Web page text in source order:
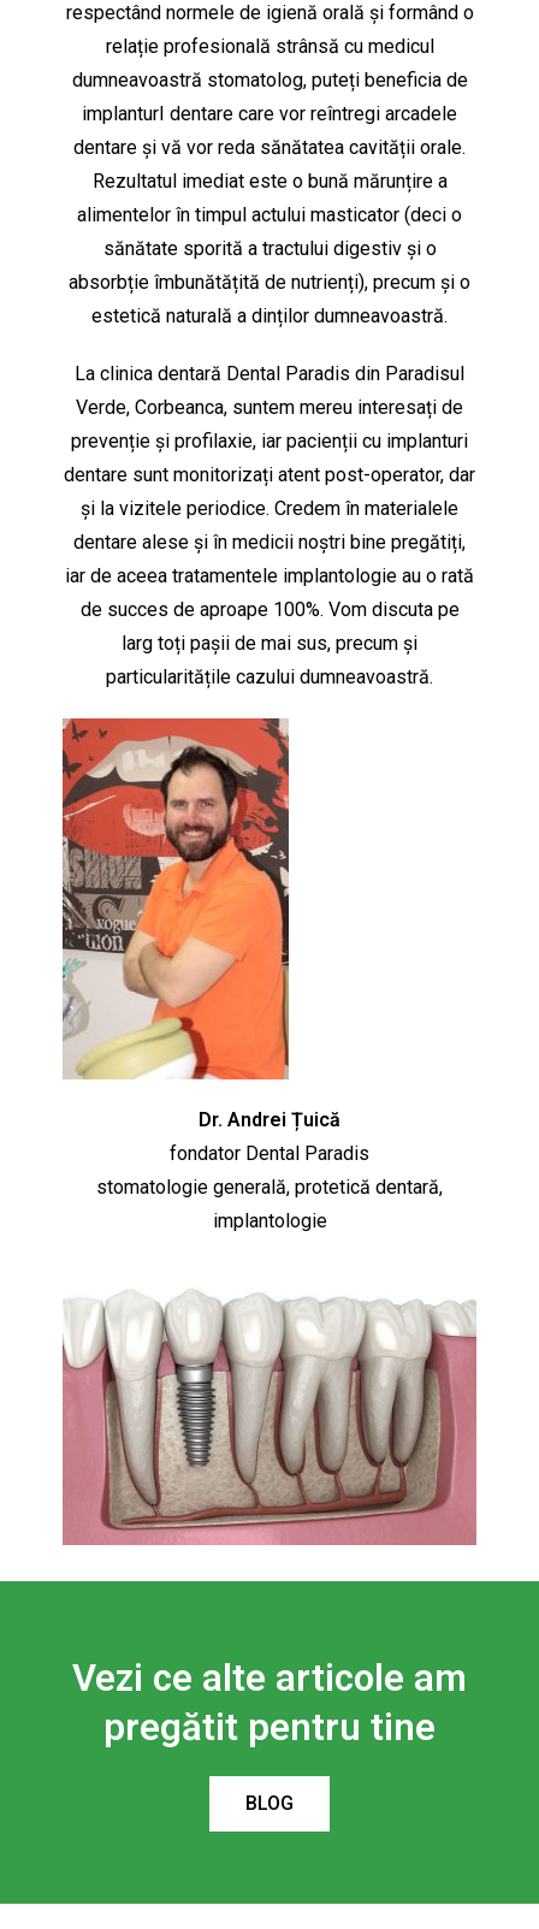
respectând normele de igienă orală și formând o
relație profesională strânsă cu medicul
dumneavoastră stomatolog, puteți beneficia de
implanturI dentare care vor reîntregi arcadele
dentare și vă vor reda sănătatea cavității orale.
Rezultatul imediat este o bună mărunțire a
alimentelor în timpul actului masticator (deci o
sănătate sporită a tractului digestiv și o
absorbție îmbunătățită de nutrienți), precum și o
estetică naturală a dinților dumneavoastră.
La clinica dentară Dental Paradis din Paradisul
Verde, Corbeanca, suntem mereu interesați de
prevenție și profilaxie, iar pacienții cu implanturi
dentare sunt monitorizați atent post-operator, dar
și la vizitele periodice. Credem în materialele
dentare alese și în medicii noștri bine pregătiți,
iar de aceea tratamentele implantologie au o rată
de succes de aproape 100%. Vom discuta pe
larg toți pașii de mai sus, precum și
particularitățile cazului dumneavoastră.
Dr. Andrei Țuică
fondator Dental Paradis
stomatologie generală, protetică dentară,
implantologie
Vezi ce alte articole am
pregătit pentru tine
BLOG